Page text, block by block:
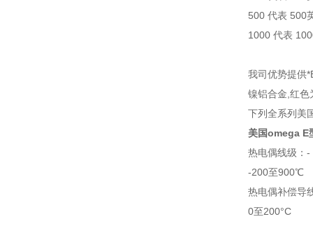
500 代表 500
1000 代表
我司优势提供
镍铝合金,红色
下列全系列美
美国omega E
热电偶线级：
-200至900℃
热电偶补偿导
0至200°C